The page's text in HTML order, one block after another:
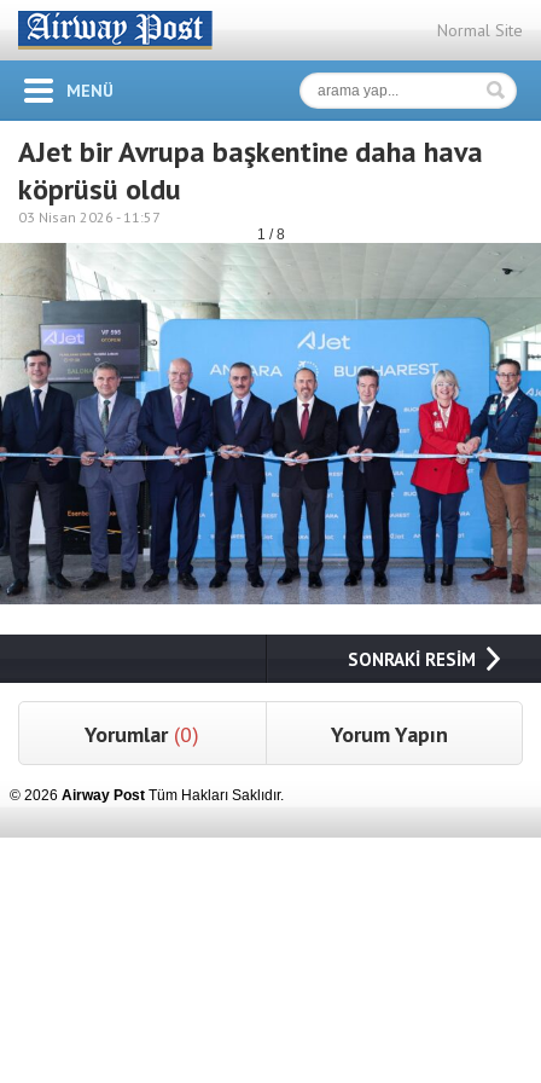
Normal Site
MENÜ
AJet bir Avrupa başkentine daha hava
köprüsü oldu
03 Nisan 2026 - 11:57
1 / 8
SONRAKİ RESİM
Yorumlar (0) Yorum Yapın
© 2026 Airway Post Tüm Hakları Saklıdır.